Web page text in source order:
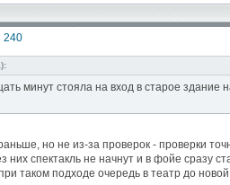
240
минут стояла на вход в старое
но не из-за проверок - проверки
них спектакль не начнут и в фойе сразу
таком подходе очередь в театр до